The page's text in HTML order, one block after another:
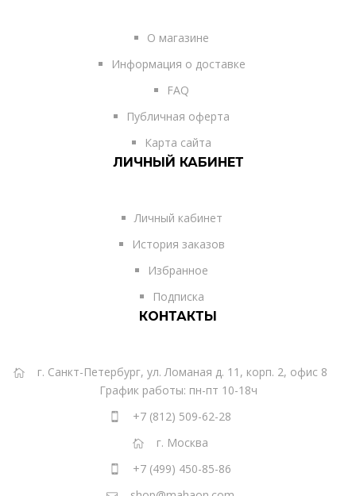
О магазине
Информация о доставке
FAQ
Публичная оферта
Карта сайта
ЛИЧНЫЙ КАБИНЕТ
Личный кабинет
История заказов
Избранное
Подписка
КОНТАКТЫ
г. Санкт-Петербург, ул. Ломаная д. 11, корп. 2, офис 8
График работы: пн-пт 10-18ч
+7 (812) 509-62-28
г. Москва
+7 (499) 450-85-86